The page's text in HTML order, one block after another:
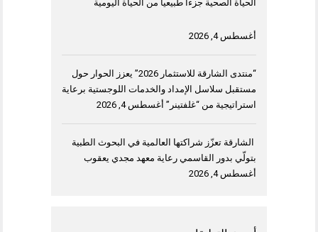
الحياة الصحية جزءاً طبيعياً من الحياة اليومية
أغسطس 4, 2026
“منتدى الشارقة للاستثمار 2026” يعزز الحوار حول
مستقبل سلاسل الإمداد والخدمات اللوجستية برعاية
استراتيجية من “غلفتينر” أغسطس 4, 2026
الشارقة تعزّز شراكتها العالمية في البحوث الطبية
بتولّي بدور القاسمي رعاية معهد مجدي يعقوب
أغسطس 4, 2026